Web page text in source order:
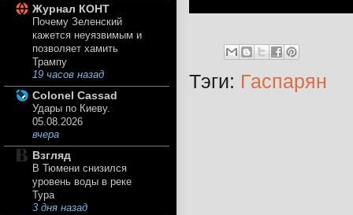
Тэги: Гаспарян
Журнал КОНТ
Почему Зеленский
кажется неуязвимым и
позволяет хамить
Трампу
19 часов назад
Colonel Cassad
Удары по Киеву.
05.08.2026
вчера
Взгляд
В Тюмени снизился
уровень воды в реке
Тура
3 дня назад